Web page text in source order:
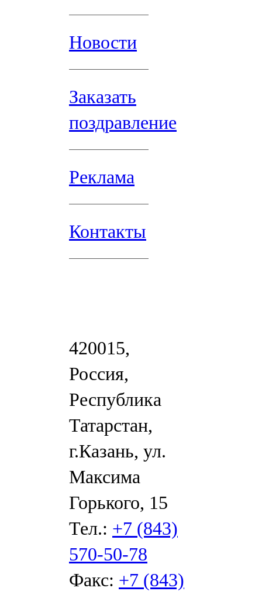
Новости
Заказать
поздравление
Реклама
Контакты
420015,
Россия,
Республика
Татарстан,
г.Казань, ул.
Максима
Горького, 15
Тел.: +7 (843)
570-50-78
Факс: +7 (843)